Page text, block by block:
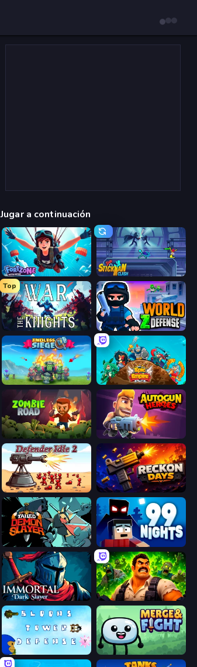
Jugar a continuación
Fortzone Battle Royale Stickman Clash
Top
War the Knights World Z Defense - Zombie Defense
Endless Siege Epic Empire: Tower Defense
Zombie Road Autogun Heroes
Defender Idle 2 Reckon Days
Tailed Demon Slayer 99 Nights (Bloxd.io)
Immortal: Dark Slayer Zombie Lab Escape
Merge & Fight